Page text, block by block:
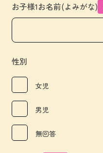
お子様1お名前(よみがな)
性別
女児
男児
無回答